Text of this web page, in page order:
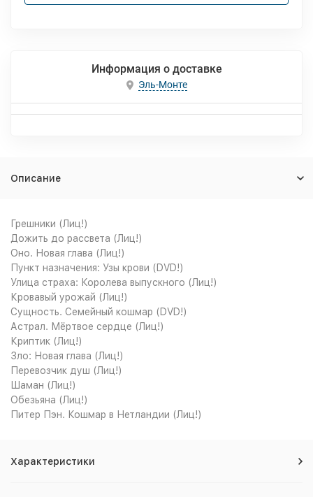
Информация о доставке
Эль-Монте
Описание
Грешники (Лиц!)
Дожить до рассвета (Лиц!)
Оно. Новая глава (Лиц!)
Пункт назначения: Узы крови (DVD!)
Улица страха: Королева выпускного (Лиц!)
Кровавый урожай (Лиц!)
Сущность. Семейный кошмар (DVD!)
Астрал. Мёртвое сердце (Лиц!)
Криптик (Лиц!)
Зло: Новая глава (Лиц!)
Перевозчик душ (Лиц!)
Шаман (Лиц!)
Обезьяна (Лиц!)
Питер Пэн. Кошмар в Нетландии (Лиц!)
Характеристики